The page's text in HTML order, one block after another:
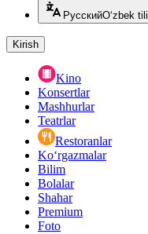
РусскийO‘zbek tili
Kirish
Kino
Konsertlar
Mashhurlar
Teatrlar
Restoranlar
Ko‘rgazmalar
Bilim
Bolalar
Shahar
Premium
Foto